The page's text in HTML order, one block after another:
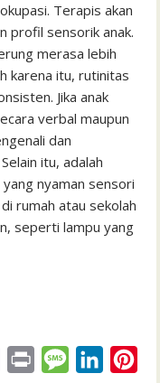
Terapis akan
profil sensorik anak.
merasa lebih
karena itu, rutinitas
Jika anak
verbal maupun
dan
itu, adalah
nyaman sensori
rumah atau sekolah
seperti lampu yang
M